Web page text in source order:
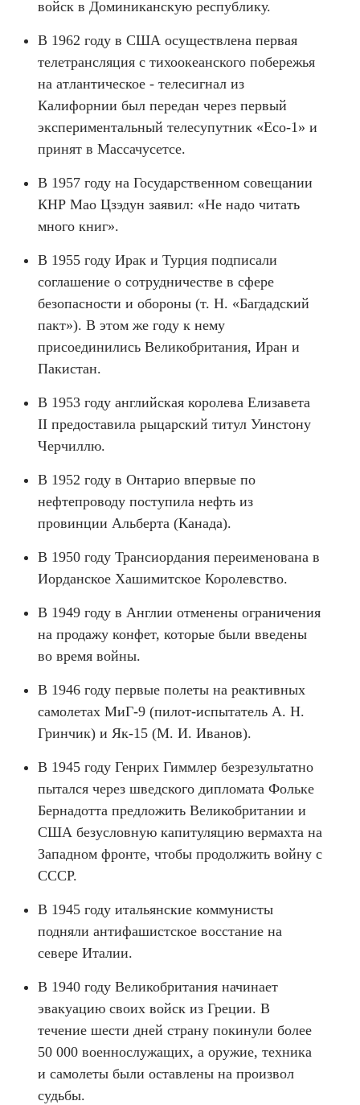
войск в Доминиканскую республику.
В 1962 году в США осуществлена ​​первая
телетрансляция с тихоокеанского побережья
на атлантическое - телесигнал из
Калифорнии был передан через первый
экспериментальный телесупутник «Eco-1» и
принят в Массачусетсе.
В 1957 году на Государственном совещании
КНР Мао Цзэдун заявил: «Не надо читать
много книг».
В 1955 году Ирак и Турция подписали
соглашение о сотрудничестве в сфере
безопасности и обороны (т. Н. «Багдадский
пакт»). В этом же году к нему
присоединились Великобритания, Иран и
Пакистан.
В 1953 году английская королева Елизавета
II предоставила рыцарский титул Уинстону
Черчиллю.
В 1952 году в Онтарио впервые по
нефтепроводу поступила нефть из
провинции Альберта (Канада).
В 1950 году Трансиордания переименована в
Иорданское Хашимитское Королевство.
В 1949 году в Англии отменены ограничения
на продажу конфет, которые были введены
во время войны.
В 1946 году первые полеты на реактивных
самолетах МиГ-9 (пилот-испытатель А. Н.
Гринчик) и Як-15 (М. И. Иванов).
В 1945 году Генрих Гиммлер безрезультатно
пытался через шведского дипломата Фольке
Бернадотта предложить Великобритании и
США безусловную капитуляцию вермахта на
Западном фронте, чтобы продолжить войну с
СССР.
В 1945 году итальянские коммунисты
подняли антифашистское восстание на
севере Италии.
В 1940 году Великобритания начинает
эвакуацию своих войск из Греции. В
течение шести дней страну покинули более
50 000 военнослужащих, а оружие, техника
и самолеты были оставлены на произвол
судьбы.